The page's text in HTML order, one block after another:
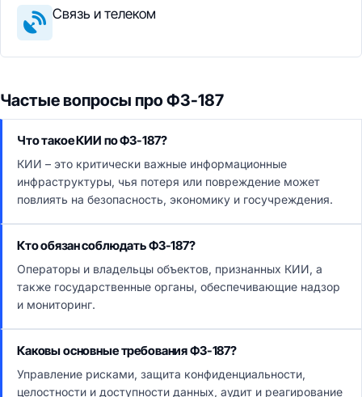
Связь и телеком
Частые вопросы про ФЗ-187
Что такое КИИ по ФЗ-187?
КИИ – это критически важные информационные
инфраструктуры, чья потеря или повреждение может
повлиять на безопасность, экономику и госучреждения.
Кто обязан соблюдать ФЗ-187?
Операторы и владельцы объектов, признанных КИИ, а
также государственные органы, обеспечивающие надзор
и мониторинг.
Каковы основные требования ФЗ-187?
Управление рисками, защита конфиденциальности,
целостности и доступности данных, аудит и реагирование